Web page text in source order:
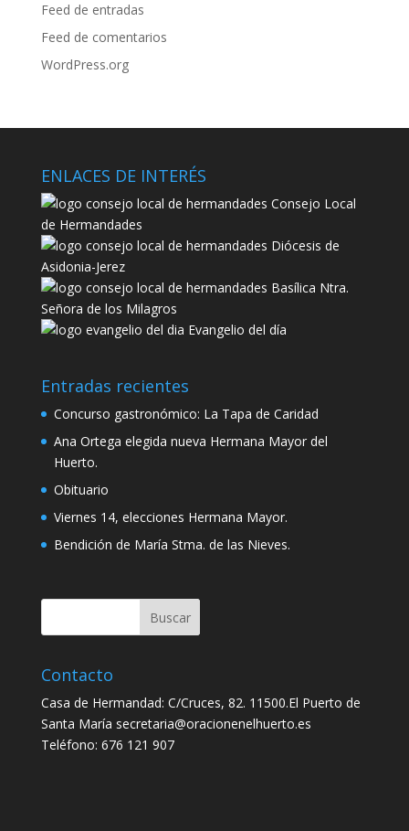
Feed de entradas
Feed de comentarios
WordPress.org
ENLACES DE INTERÉS
Consejo Local
de Hermandades
Diócesis de
Asidonia-Jerez
Basílica Ntra.
Señora de los Milagros
Evangelio del día
Entradas recientes
Concurso gastronómico: La Tapa de Caridad
Ana Ortega elegida nueva Hermana Mayor del
Huerto.
Obituario
Viernes 14, elecciones Hermana Mayor.
Bendición de María Stma. de las Nieves.
Contacto
Casa de Hermandad: C/Cruces, 82. 11500.El Puerto de
Santa María secretaria@oracionenelhuerto.es
Teléfono: 676 121 907